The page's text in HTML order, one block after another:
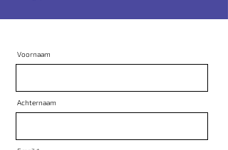
Voornaam
Achternaam